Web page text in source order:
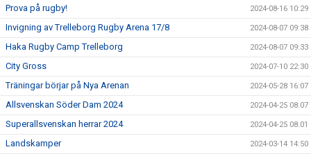
Prova på rugby! 2024-08-16 10:29
Invigning av Trelleborg Rugby Arena 17/8 2024-08-07 09:38
Haka Rugby Camp Trelleborg 2024-08-07 09:33
City Gross 2024-07-10 22:30
Träningar börjar på Nya Arenan 2024-05-28 16:07
Allsvenskan Söder Dam 2024 2024-04-25 08:07
Superallsvenskan herrar 2024 2024-04-25 08:01
Landskamper 2024-03-14 14:50